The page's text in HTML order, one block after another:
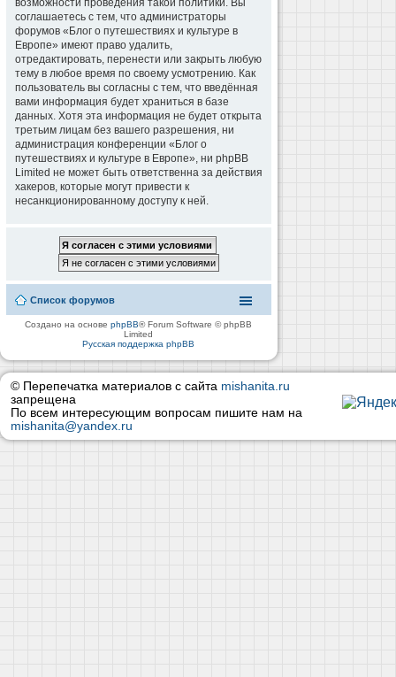
возможности проведения такой политики. Вы
соглашаетесь с тем, что администраторы
форумов «Блог о путешествиях и культуре в
Европе» имеют право удалить,
отредактировать, перенести или закрыть любую
тему в любое время по своему усмотрению. Как
пользователь вы согласны с тем, что введённая
вами информация будет храниться в базе
данных. Хотя эта информация не будет открыта
третьим лицам без вашего разрешения, ни
администрация конференции «Блог о
путешествиях и культуре в Европе», ни phpBB
Limited не может быть ответственна за действия
хакеров, которые могут привести к
несанкционированному доступу к ней.
Список форумов
Создано на основеphpBB® Forum Software © phpBB
Limited
Русская поддержка phpBB
© Перепечатка материалов с сайта mishanita.ru
запрещена
По всем интересующим вопросам пишите нам на
mishanita@yandex.ru